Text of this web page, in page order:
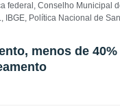
federal , Conselho Municipal
, IBGE, Política Nacional de
menos de